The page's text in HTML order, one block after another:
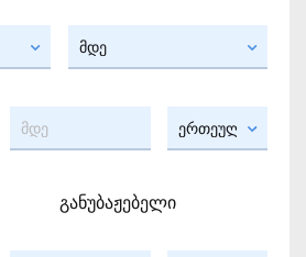
განუბაჟებელი